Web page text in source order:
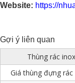
Website: https://
Gợi ý liên quan
Thùng rác
Giá thùng đựng